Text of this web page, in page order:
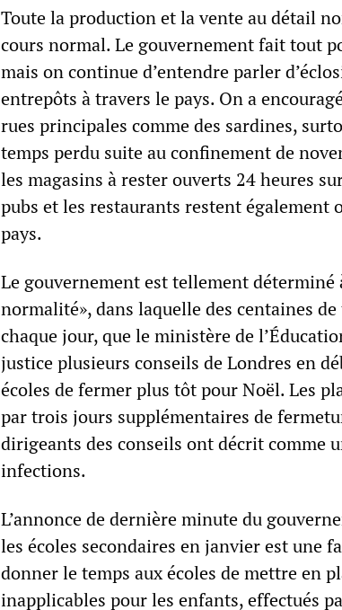
Toute la production et la vente au détail
cours normal. Le gouvernement fait tout
mais on continue d’entendre parler
entrepôts à travers le pays. On a
rues principales comme des sardines,
temps perdu suite au confinement de
les magasins à rester ouverts 24 heures
pubs et les restaurants restent également
pays.
Le gouvernement est tellement
normalité», dans laquelle des centaines
chaque jour, que le ministère de
justice plusieurs conseils de Londres en
écoles de fermer plus tôt pour Noël. Les
par trois jours supplémentaires de
dirigeants des conseils ont décrit comme
infections.
L’annonce de dernière minute du
les écoles secondaires en janvier est une
donner le temps aux écoles de mettre en
inapplicables pour les enfants, effectués